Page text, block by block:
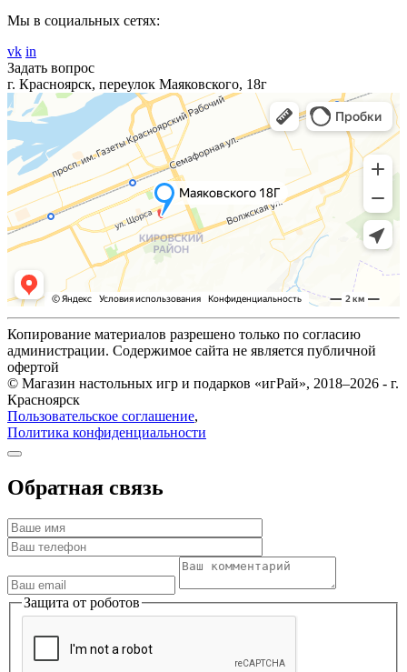
Мы в социальных сетях:
vk in
Задать вопрос
г. Красноярск, переулок Маяковского, 18г
Копирование материалов разрешено только по согласию
администрации. Содержимое сайта не является публичной
офертой
© Магазин настольных игр и подарков «игРай», 2018–2026 - г.
Красноярск
Пользовательское соглашение,
Политика конфиденциальности
Обратная связь
Защита от роботов